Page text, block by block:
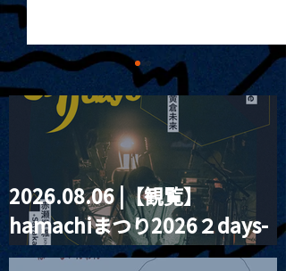
MoonRomantic
Channel1周年記念Live
2026.08.06 |【観覧】
hamachiまつり2026２days-
月見ル君想フ編②